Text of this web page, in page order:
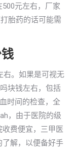
元左右，厂家
胎药的话可能需
右。如果是可视无
块钱左右，包括
时间的检查，全
，由于医院的级
费便宜，三甲医
了解，以便备好手